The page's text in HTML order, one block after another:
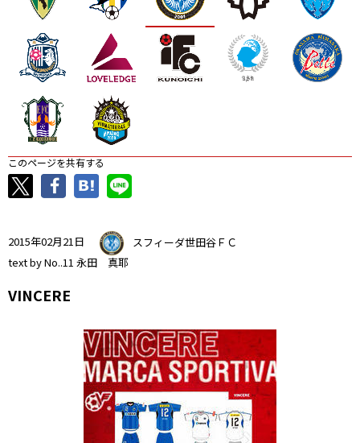
このページを共有する
2015年02月21日
スフィーダ世田谷ＦＣ
text by No..11 永田 真耶
VINCERE